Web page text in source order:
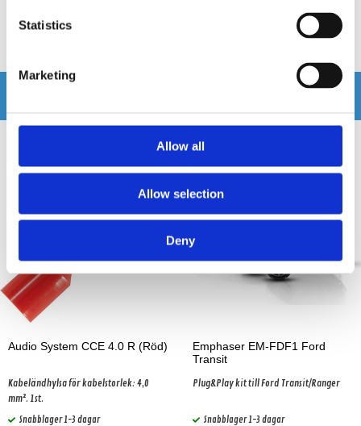
Statistics
Marketing
Allow all
Allow selection
Deny
Audio System CCE 4.0 R (Röd)
Kabeländhylsa för kabelstorlek: 4,0
mm². 1st.
Snabblager 1-3 dagar
-7%
Emphaser EM-FDF1 Ford
Transit
Plug&Play kit till Ford Transit/Ranger
Snabblager 1-3 dagar